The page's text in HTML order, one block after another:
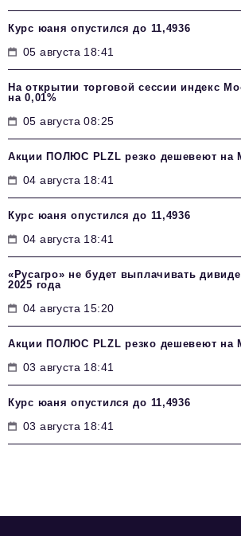
Курс юаня опустился до 11,4936
05 августа 18:41
На открытии торговой сессии индекс
на 0,01%
05 августа 08:25
Акции ПОЛЮС PLZL резко дешевеют на
04 августа 18:41
Курс юаня опустился до 11,4936
04 августа 18:41
«Русагро» не будет выплачивать
2025 года
04 августа 15:20
Акции ПОЛЮС PLZL резко дешевеют на
03 августа 18:41
Курс юаня опустился до 11,4936
03 августа 18:41